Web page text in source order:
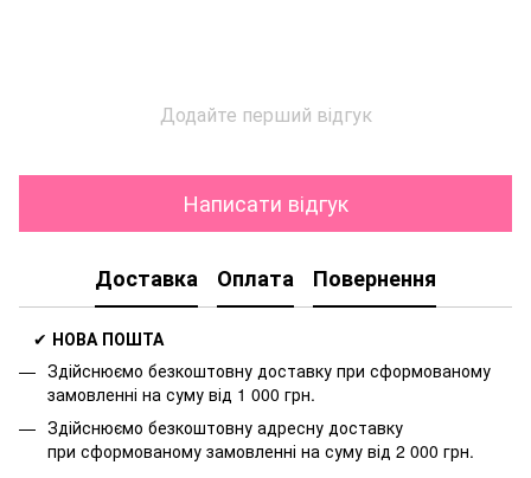
Додайте перший відгук
Написати відгук
Доставка Оплата Повернення
✔ НОВА ПОШТА
Здійснюємо безкоштовну доставку при сформованому
замовленні на суму від 1 000 грн.
Здійснюємо безкоштовну адресну доставку
при сформованому замовленні на суму від 2 000 грн.